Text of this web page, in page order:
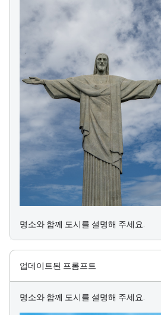
명소와 함께 도시를 설명해 주세요.
업데이트된 프롬프트
명소와 함께 도시를 설명해 주세요.